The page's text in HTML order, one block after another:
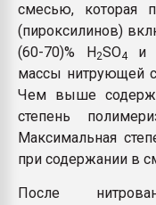
смесью, которая
(пироксилинов)
(60-70)% H2SO4 и
массы нитрующей
Чем выше
степень
Максимальная
при содержании в
После